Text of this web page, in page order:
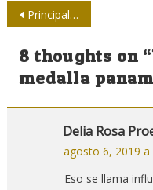
Navegación
de
entradas
Principal periódico de China acusa a EE.UU. de destruir el orden mundial
8 thoughts on “
medalla
Delia Rosa
agosto 6, 2019 a
Eso se llama